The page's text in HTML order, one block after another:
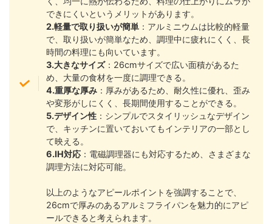
できにくいというメリットがあります。
2.軽量で取り扱いが簡単 ：アルミニウムは比較的軽量
で、取り扱いが簡単なため、調理中に疲れにくく、長
時間の料理にも向いています。
3.大きなサイズ：26cmサイズで広い面積があるた
め、大量の食材を一度に調理できる。
4.重厚な厚み ：厚みがあるため、耐久性に優れ、歪み
や変形がしにくく、長期間使用することができる。
5.デザイン性 ：シンプルでスタイリッシュなデザイン
で、キッチンに置いておいてもインテリアの一部とし
て映える。
6.IH対応 ：電磁調理器にも対応するため、さまざまな
調理方法に対応可能。
以上のようなアピールポイントを強調することで、
26cmで厚みのあるアルミフライパンを魅力的にアピ
ールできると考えられます。